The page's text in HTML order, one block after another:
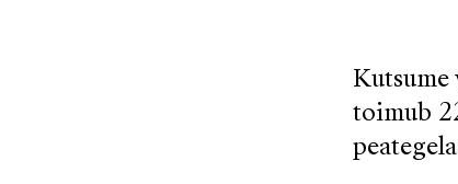
Kutsume
toimub